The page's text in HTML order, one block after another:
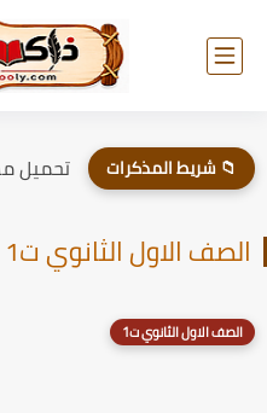
📁 شريط المذكرات
الصف الاول الثانوي ت1
الصف الاول الثانوي ت1